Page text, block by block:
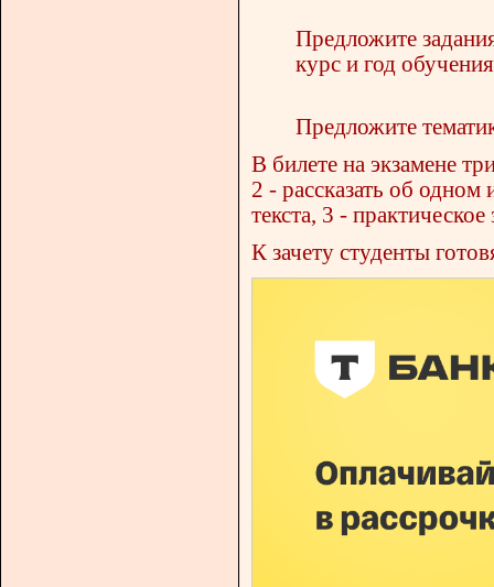
Предложите
курс и год
Предложите
В билете на экзамене
2 - рассказать об одном
текста, 3 - практическое
К зачету студенты